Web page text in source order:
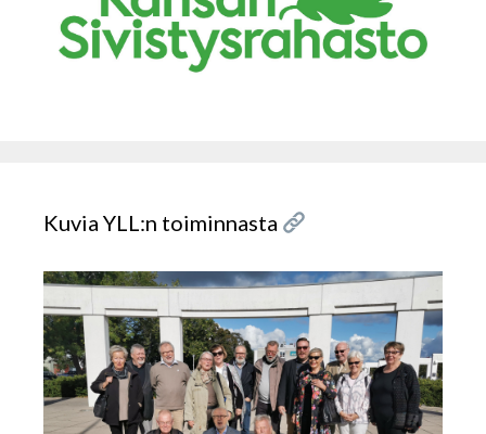
Kuvia YLL:n toiminnasta